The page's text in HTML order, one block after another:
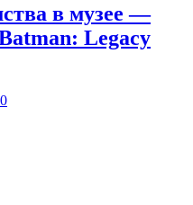
в музее —
Legacy
0